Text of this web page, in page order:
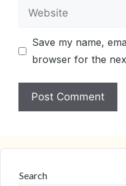
Website
Save my name,
browser for the
Search